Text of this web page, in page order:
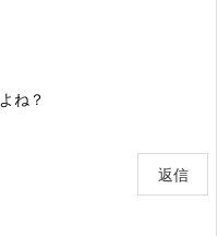
ね？
返信